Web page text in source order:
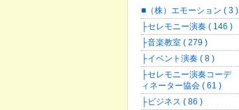
■（株）エモーション ( 3 )
├セレモニー演奏 ( 146 )
├音楽教室 ( 279 )
├イベント演奏 ( 8 )
├セレモニー演奏コーデ
ィネーター協会 ( 61 )
├ビジネス ( 86 )